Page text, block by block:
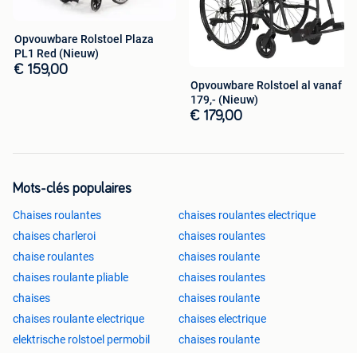
Opvouwbare Rolstoel Plaza
PL1 Red (Nieuw)
€ 159,00
Opvouwbare Rolstoel al vanaf
179,- (Nieuw)
€ 179,00
Mots-clés populaires
Chaises roulantes
chaises roulantes electrique
chaises charleroi
chaises roulantes
chaise roulantes
chaises roulante
chaises roulante pliable
chaises roulantes
chaises
chaises roulante
chaises roulante electrique
chaises electrique
elektrische rolstoel permobil
chaises roulante